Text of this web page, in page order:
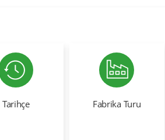
Tarihçe Fabrika Turu